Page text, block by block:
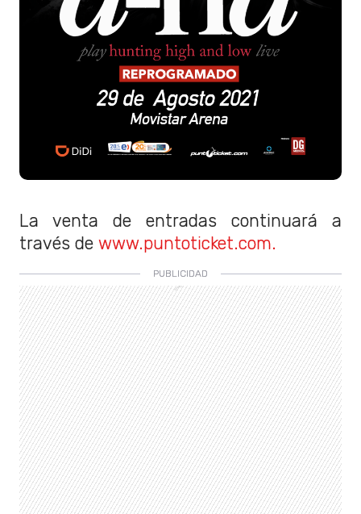
La venta de entradas continuará a
través de www.puntoticket.com.